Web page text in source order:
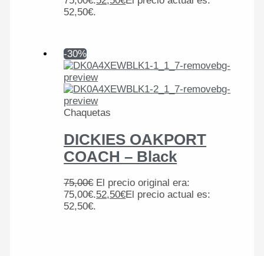
52,50€.
-30%
Chaquetas
DICKIES OAKPORT
COACH – Black
75,00€ El precio original era:
75,00€.52,50€El precio actual es:
52,50€.